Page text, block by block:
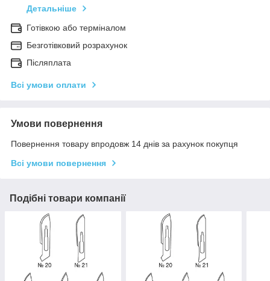
Детальніше
Готівкою або терміналом
Безготівковий розрахунок
Післяплата
Всі умови оплати
Умови повернення
Повернення товару впродовж 14 днів за рахунок покупця
Всі умови повернення
Подібні товари компанії